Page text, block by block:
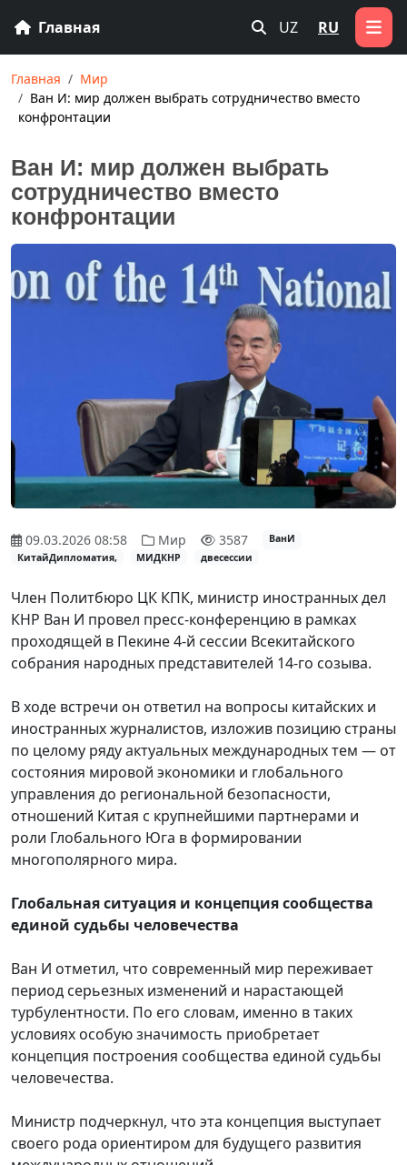
Главная UZ RU
Главная
Мир
Ван И: мир должен выбрать сотрудничество вместо
конфронтации
Ван И: мир должен выбрать
сотрудничество вместо
конфронтации
09.03.2026 08:58 Мир 3587
ВанИ
КитайДипломатия,
МИДКНР двесессии
Член Политбюро ЦК КПК, министр иностранных дел
КНР Ван И провел пресс-конференцию в рамках
проходящей в Пекине 4-й сессии Всекитайского
собрания народных представителей 14-го созыва.
В ходе встречи он ответил на вопросы китайских и
иностранных журналистов, изложив позицию страны
по целому ряду актуальных международных тем — от
состояния мировой экономики и глобального
управления до региональной безопасности,
отношений Китая с крупнейшими партнерами и
роли Глобального Юга в формировании
многополярного мира.
Глобальная ситуация и концепция сообщества
единой судьбы человечества
Ван И отметил, что современный мир переживает
период серьезных изменений и нарастающей
турбулентности. По его словам, именно в таких
условиях особую значимость приобретает
концепция построения сообщества единой судьбы
человечества.
Министр подчеркнул, что эта концепция выступает
своего рода ориентиром для будущего развития